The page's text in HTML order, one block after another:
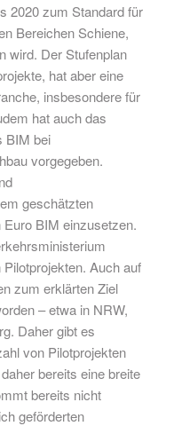
2020 zum Standard für
Bereichen Schiene,
wird. Der Stufenplan
hat aber eine
insbesondere für
hat auch das
BIM bei
vorgegeben.
geschätzten
BIM einzusetzen.
Auch auf
zum erklärten Ziel
– etwa in NRW,
Daher gibt es
von Pilotprojekten
bereits eine breite
bereits nicht
geförderten